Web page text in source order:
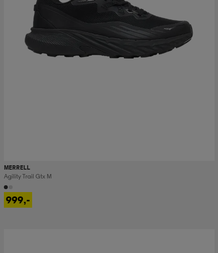
MERRELL
Agility Trail Gtx M
999,-